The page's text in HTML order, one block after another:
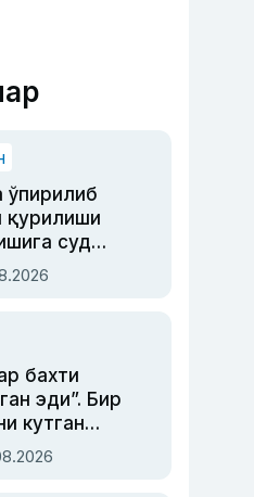
ўпирилиб
қурилиши
суд
бахти
эди”. Бир
кутган
дубльяж